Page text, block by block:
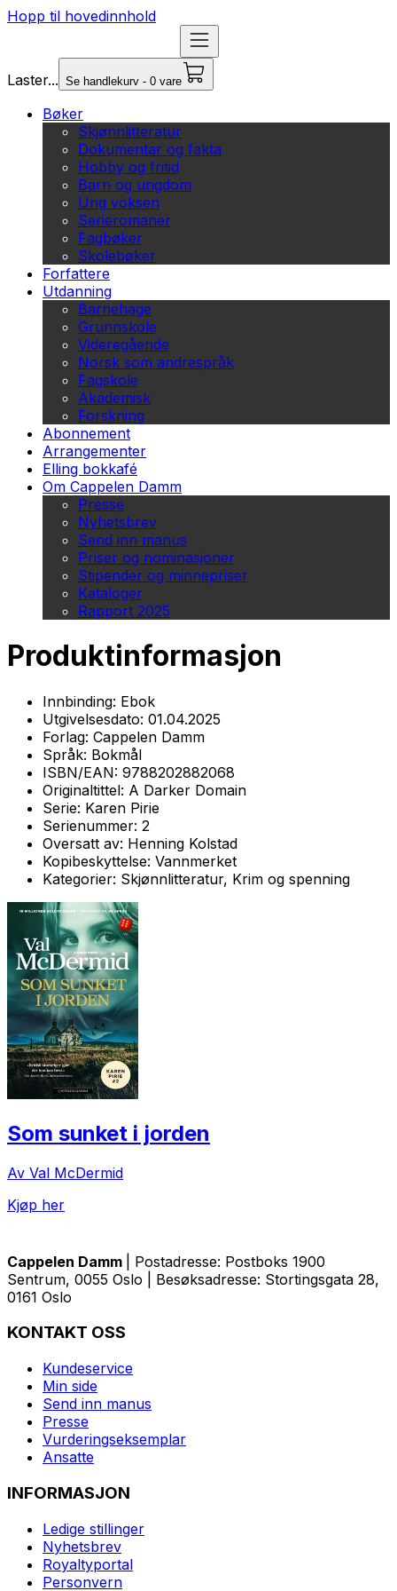
Hopp til hovedinnhold
Laster... Se handlekurv - 0 vare
Bøker
Skjønnlitteratur
Dokumentar og fakta
Hobby og fritid
Barn og ungdom
Ung voksen
Serieromaner
Fagbøker
Skolebøker
Forfattere
Utdanning
Barnehage
Grunnskole
Videregående
Norsk som andrespråk
Fagskole
Akademisk
Forskning
Abonnement
Arrangementer
Elling bokkafé
Om Cappelen Damm
Presse
Nyhetsbrev
Send inn manus
Priser og nominasjoner
Stipender og minnepriser
Kataloger
Rapport 2025
Produktinformasjon
Innbinding: Ebok
Utgivelsesdato: 01.04.2025
Forlag: Cappelen Damm
Språk: Bokmål
ISBN/EAN: 9788202882068
Originaltittel: A Darker Domain
Serie: Karen Pirie
Serienummer: 2
Oversatt av: Henning Kolstad
Kopibeskyttelse: Vannmerket
Kategorier: Skjønnlitteratur, Krim og spenning
Som sunket i jorden
Av Val McDermid
Kjøp her
Cappelen Damm
| Postadresse: Postboks 1900
Sentrum, 0055 Oslo | Besøksadresse: Stortingsgata 28,
0161 Oslo
KONTAKT OSS
Kundeservice
Min side
Send inn manus
Presse
Vurderingseksemplar
Ansatte
INFORMASJON
Ledige stillinger
Nyhetsbrev
Royaltyportal
Personvern